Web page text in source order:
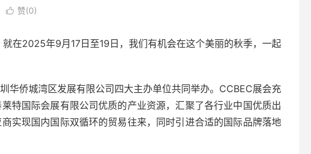
 赞(0)
在2025年9月17日至19日，我们有机会在这个美丽的秋季，一起
华侨城湾区发展有限公司四大主办单位共同举办。CCBEC展会充
特国际会展有限公司优质的产业资源，汇聚了各行业中国优质出
实现国内国际双循环的贸易往来，同时引进合适的国际品牌落地